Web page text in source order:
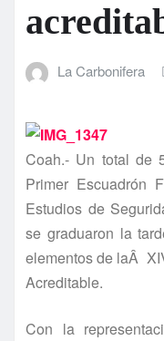
La Carbonifera
Coah.- Un total de
Primer Escuadrón
Estudios de
se graduaron la
elementos de laÂ
Acreditable.
Con la